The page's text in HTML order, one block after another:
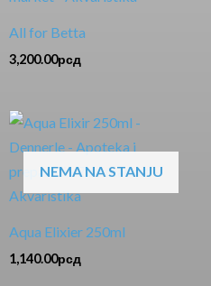
All for Betta
3,200.00рсд
NEMA NA STANJU
Aqua Elixier 250ml
1,140.00рсд